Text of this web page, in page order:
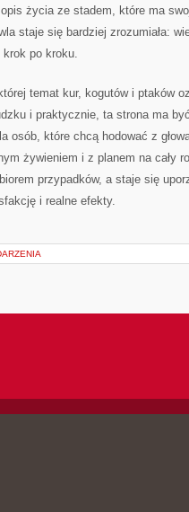
życia ze stadem, które ma
staje się bardziej zrozumiała:
krok po kroku.
temat kur, kogutów i ptaków
i praktycznie, ta strona ma
osób, które chcą hodować z
żywieniem i z planem na cały
przypadków, a staje się
i realne efekty.